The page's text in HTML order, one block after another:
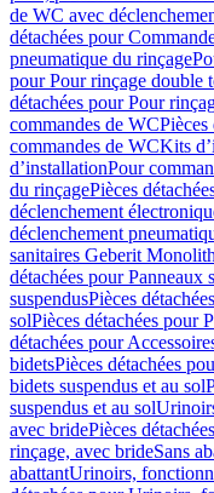
de WC avec
détachées pour
pneumatique du rinçage
pour Pour rinçage double
détachées pour Pour
commandes de WCPièces
commandes de WCKits
d’installationPour
du rinçagePièces
déclenchement
déclenchement
sanitaires Geberit Monolith
détachées pour Panneaux
suspendusPièces
solPièces détachées pour
détachées pour
bidetsPièces détachées
bidets suspendus et au sol
suspendus et au sol
avec bridePièces
rinçage, avec brideSans
abattantUrinoirs,